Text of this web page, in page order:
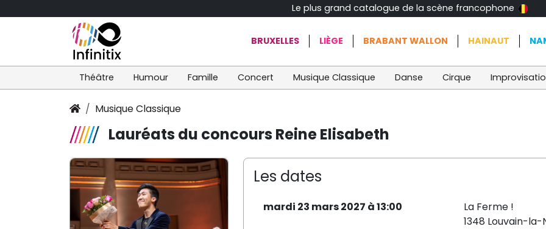
Le plus grand catalogue de la scène francophone
BRUXELLES LIÈGE BRABANT WALLON HAINAUT
Théâtre Humour Famille Concert Musique Classique Danse Cirque
Musique Classique
Lauréats du concours Reine Elisabeth
Les dates
mardi 23 mars 2027 à 13:00
La Ferme !
1348 Louvain-la-